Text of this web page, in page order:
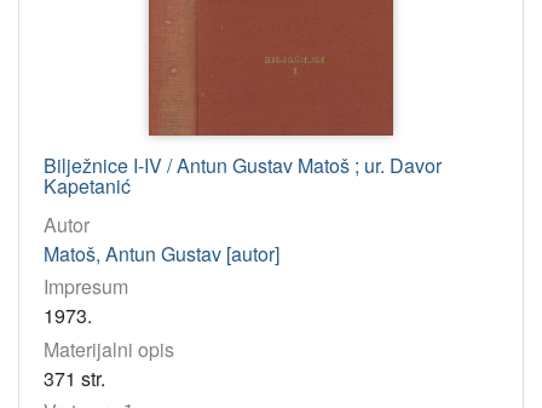
Bilježnice I-IV / Antun Gustav Matoš ; ur. Davor
Kapetanić
Autor
Matoš, Antun Gustav [autor]
Impresum
1973.
Materijalni opis
371 str.